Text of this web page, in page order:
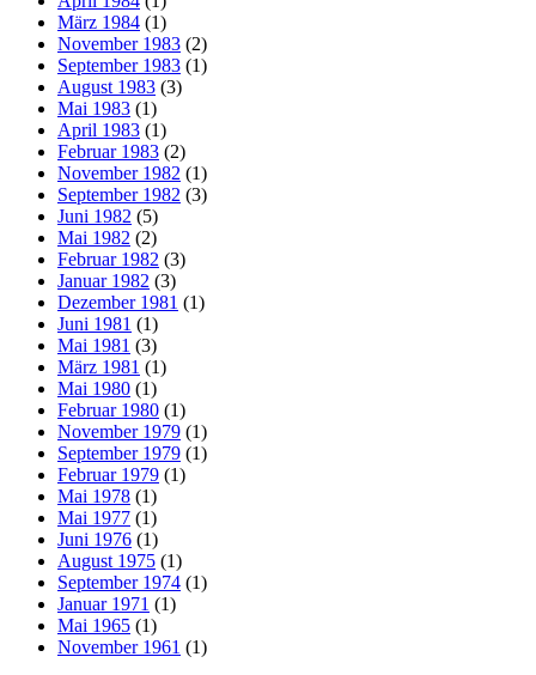
März 1984 (1)
November 1983 (2)
September 1983 (1)
August 1983 (3)
Mai 1983 (1)
April 1983 (1)
Februar 1983 (2)
November 1982 (1)
September 1982 (3)
Juni 1982 (5)
Mai 1982 (2)
Februar 1982 (3)
Januar 1982 (3)
Dezember 1981 (1)
Juni 1981 (1)
Mai 1981 (3)
März 1981 (1)
Mai 1980 (1)
Februar 1980 (1)
November 1979 (1)
September 1979 (1)
Februar 1979 (1)
Mai 1978 (1)
Mai 1977 (1)
Juni 1976 (1)
August 1975 (1)
September 1974 (1)
Januar 1971 (1)
Mai 1965 (1)
November 1961 (1)